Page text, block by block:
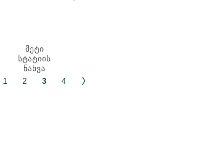
ეხმარება
ᲛᲔᲢᲘ
ᲡᲢᲐᲢᲘᲘᲡ
ᲜᲐᲮᲕᲐ
1
2 3 4